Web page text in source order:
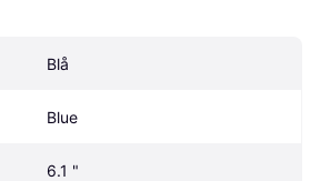
Blå
Blue
6.1 "